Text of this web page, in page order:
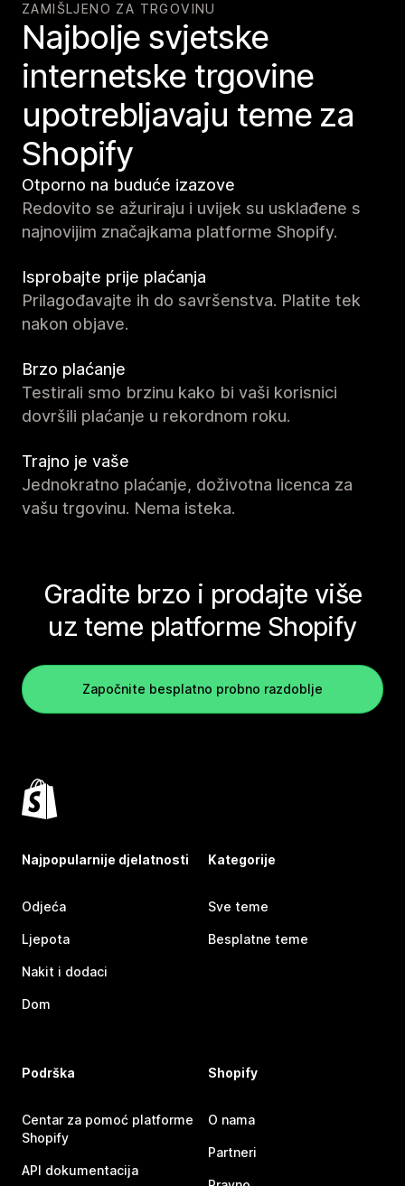
ZAMIŠLJENO ZA TRGOVINU
Najbolje svjetske
internetske trgovine
upotrebljavaju teme za
Shopify
Otporno na buduće izazove
Redovito se ažuriraju i uvijek su usklađene s
najnovijim značajkama platforme Shopify.
Isprobajte prije plaćanja
Prilagođavajte ih do savršenstva. Platite tek
nakon objave.
Brzo plaćanje
Testirali smo brzinu kako bi vaši korisnici
dovršili plaćanje u rekordnom roku.
Trajno je vaše
Jednokratno plaćanje, doživotna licenca za
vašu trgovinu. Nema isteka.
Gradite brzo i prodajte više
uz teme platforme Shopify
Započnite besplatno probno razdoblje
Najpopularnije djelatnosti
Odjeća
Ljepota
Nakit i dodaci
Dom
Kategorije
Sve teme
Besplatne teme
Podrška
Centar za pomoć platforme
Shopify
API dokumentacija
Shopify
O nama
Partneri